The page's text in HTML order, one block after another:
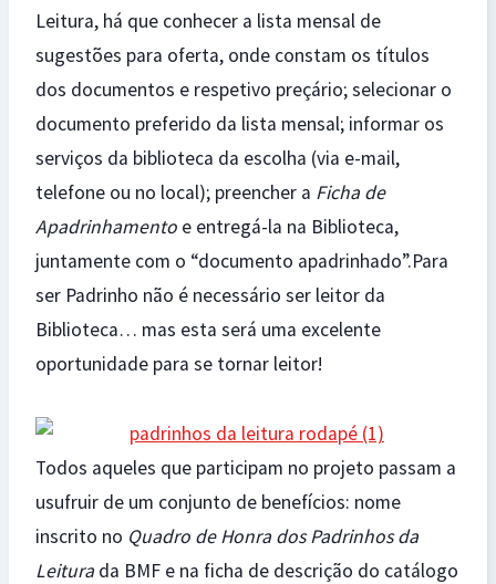
Leitura, há que conhecer a lista mensal de
sugestões para oferta, onde constam os títulos
dos documentos e respetivo preçário; selecionar o
documento preferido da lista mensal; informar os
serviços da biblioteca da escolha (via e-mail,
telefone ou no local); preencher a Ficha de
Apadrinhamento e entregá-la na Biblioteca,
juntamente com o “documento apadrinhado”.Para
ser Padrinho não é necessário ser leitor da
Biblioteca… mas esta será uma excelente
oportunidade para se tornar leitor!
Todos aqueles que participam no projeto passam a
usufruir de um conjunto de benefícios: nome
inscrito no Quadro de Honra dos Padrinhos da
Leitura da BMF e na ficha de descrição do catálogo